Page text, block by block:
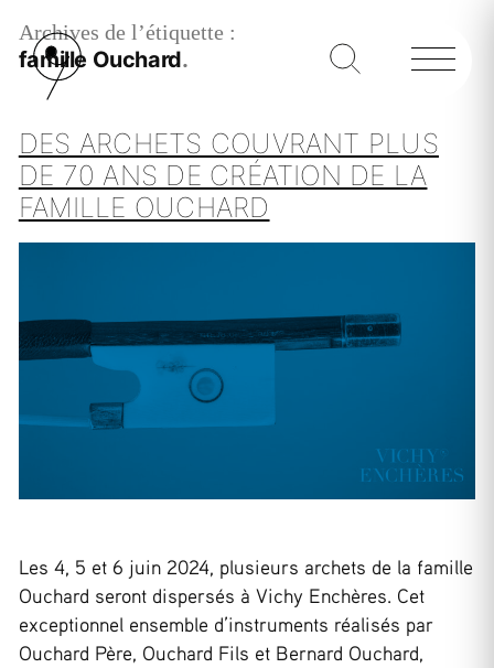
Archives de l’étiquette :
famille Ouchard
DES ARCHETS COUVRANT PLUS
DE 70 ANS DE CRÉATION DE LA
FAMILLE OUCHARD
Les 4, 5 et 6 juin 2024, plusieurs archets de la famille
Ouchard seront dispersés à Vichy Enchères. Cet
exceptionnel ensemble d’instruments réalisés par
Ouchard Père, Ouchard Fils et Bernard Ouchard,